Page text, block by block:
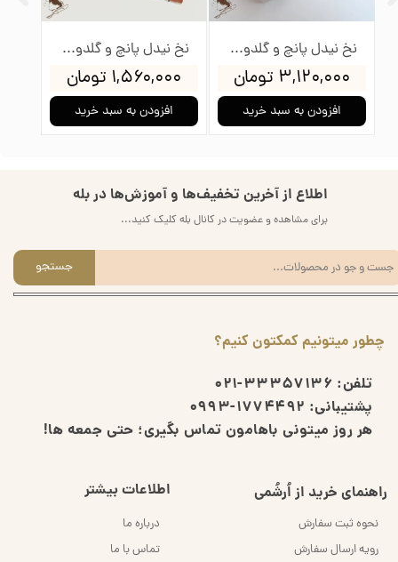
نخ نیدل پانچ و گلدوزی پنگوئن بسته 60 عددی
۱,۵۶۰,۰۰۰ تومان
افزودن به سبد خرید
نخ نیدل پانچ و گلدوزی پنگوئن بسته 80 عددی بوبین دار
۳,۱۲۰,۰۰۰ تومان
افزودن به سبد خرید
چطور میتونیم کمکتون کنیم؟
تلفن: 33357136-021
پشتیبانی: 1774492-0993
هر روز میتونی باهامون تماس بگیری؛ حتی جمعه ها!
راهنمای خرید از اُرشُمی
نحوه ثبت سفارش
رویه ارسال سفارش
اطلاعات بیشتر
درباره ما
تماس با ما
اطلاع از آخرین تخفیف‌ها و آموزش‌ها در بله
برای مشاهده و عضویت در کانال بله کلیک کنید...
جستجو